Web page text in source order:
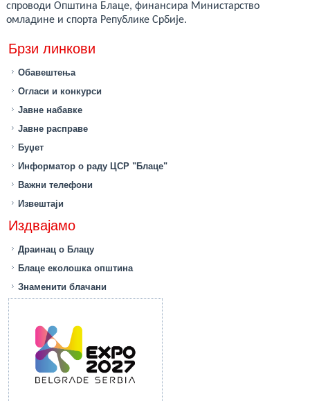
спроводи Општина Блаце, финансира Министарство
омладине и спорта Републике Србије.
Брзи линкови
Обавештења
Огласи и конкурси
Јавне набавке
Јавне расправе
Буџет
Информатор о раду ЦСР "Блаце"
Важни телефони
Извештаји
Издвајамо
Драинац о Блацу
Блаце еколошка општина
Знаменити блачани